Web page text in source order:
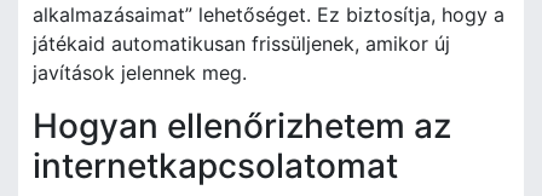
alkalmazásaimat” lehetőséget. Ez biztosítja, hogy a
játékaid automatikusan frissüljenek, amikor új
javítások jelennek meg.
Hogyan ellenőrizhetem az
internetkapcsolatomat